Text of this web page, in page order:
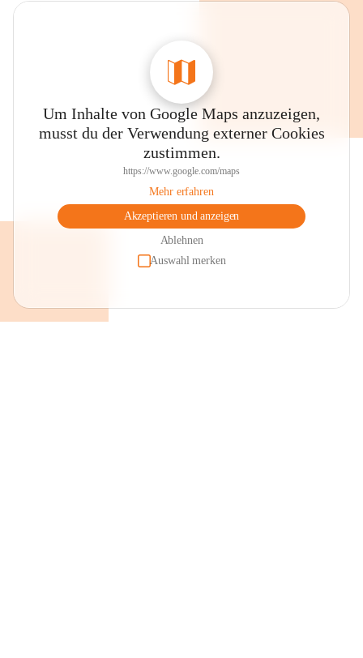
Um Inhalte von Google Maps anzuzeigen,
musst du der Verwendung externer Cookies
zustimmen.
https://www.google.com/maps
Mehr erfahren
Akzeptieren und anzeigen
Ablehnen
Auswahl merken